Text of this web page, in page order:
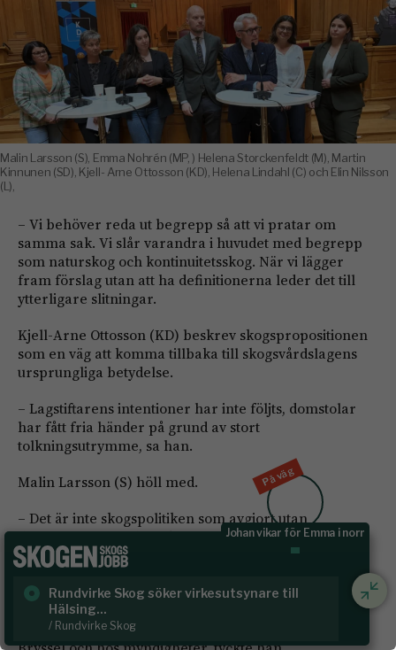
Malin Larsson (S), Emma Nohrén (MP, ) Helena Storckenfeldt (M), Martin
Kinnunen (SD), Kjell- Arne Ottosson (KD), Helena Lindahl (C) och Elin Nilsson
(L),
– Vi behöver reda ut begrepp så att vi pratar om
samma sak. Vi slår varandra i huvudet med begrepp
som naturskog och kontinuitetsskog. När vi lägger
fram förslag utan att ha definitionerna leder det till
ytterligare slitningar.
Kjell-Arne Ottosson (KD) beskrev skogspropositionen
som en väg att komma tillbaka till skogsvårdslagens
ursprungliga betydelse.
– Lagstiftarens intentioner har inte följts, domstolar
har fått fria händer på grund av stort
tolkningsutrymme, sa han.
Malin Larsson (S) höll med.
– Det är inte skogspolitiken som avgjort utan
domstolarna. Det har skapat osäkerhet för
skogsägarna.
Martin Kinnunen (SD) poängterade att det i riksdagen
finns en större enighet än vad som syns i
samhällsdebatten. Enigheten är dessutom större än i
På väg
Johan vikar för Emma i norr
Rundvirke Skog söker virkesutsynare till
Hälsing...
/ Rundvirke Skog